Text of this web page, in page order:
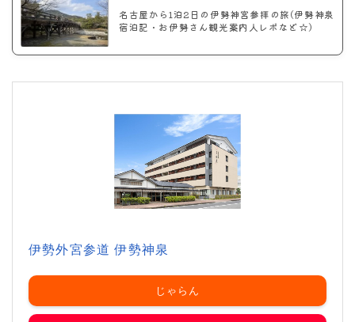
名古屋から1泊2日の伊勢神宮参拝の旅(伊勢神泉
宿泊記・お伊勢さん観光案内人レポなど☆)
伊勢外宮参道 伊勢神泉
じゃらん